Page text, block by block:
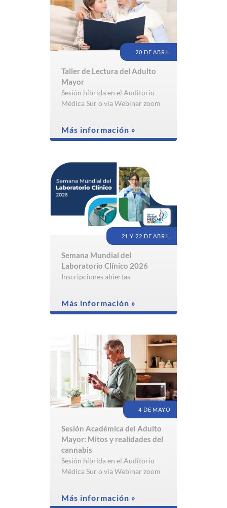
20 DE ABRIL
Taller de Lectura del Adulto
Mayor
Sesión híbrida en el Auditorio
Médica Sur o vía Webinar zoom
Más información »
21 Y 22 DE ABRIL
Semana Mundial del
Laboratorio Clínico 2026
Inscripciones abiertas
Más información »
4 DE MAYO
Sesión Académica del Adulto
Mayor: Mitos y realidades del
cannabis
Sesión híbrida en el Auditorio
Médica Sur o vía Webinar zoom
Más información »